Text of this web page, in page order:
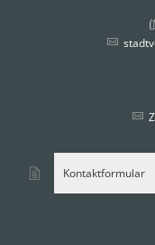
Kontaktformular